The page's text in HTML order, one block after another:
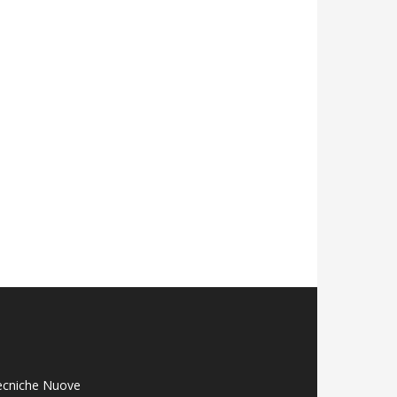
Nuove